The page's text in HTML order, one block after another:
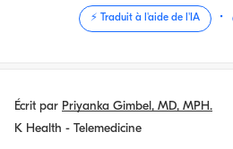
⚡️ Traduit à l'aide de l'IA ·
Écrit par Priyanka Gimbel, MD, MPH.
K Health - Telemedicine